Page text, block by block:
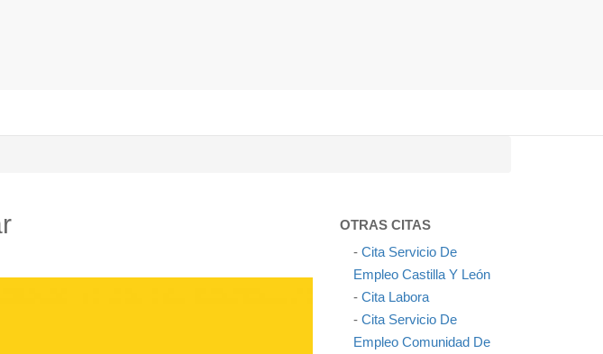
OTRAS CITAS
- Cita Servicio De
Empleo Castilla Y León
- Cita Labora
- Cita Servicio De
Empleo Comunidad De